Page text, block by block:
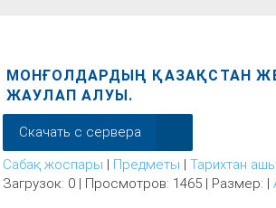
МОНҒОЛДАРДЫҢ ҚАЗАҚСТАН
ЖАУЛАП АЛУЫ.
Скачать с сервера
Сабақ жоспары | Предметы | Тарихтан
Загрузок: 0 | Просмотров: 1465 | Размер: |